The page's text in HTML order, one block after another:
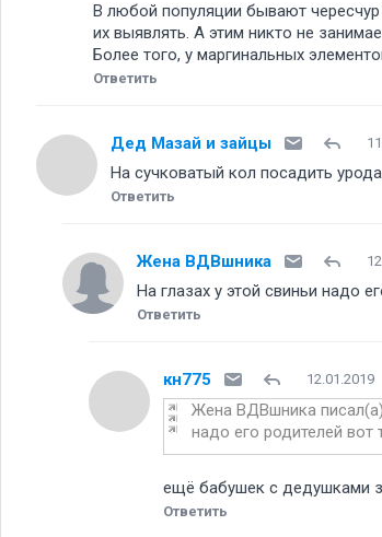
В любой популяции бывают
их выявлять. А этим никто не
Более того, у маргинальных
Ответить
Дед Мазай и зайцы
На сучковатый кол посадить
Ответить
Жена ВДВшника
На глазах у этой свиньи надо
Ответить
кн775 12.01.2019
Жена ВДВшника писал(а)
надо его родителей вот
ещё бабушек с дедушками
Ответить